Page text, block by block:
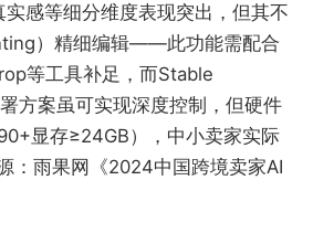
感等细分维度表现突出，但其不
）精细编辑——此功能需配合
等工具补足，而Stable
方案虽可实现深度控制，但硬件
显存≥24GB），中小卖家实际
：雨果网《2024中国跨境卖家AI